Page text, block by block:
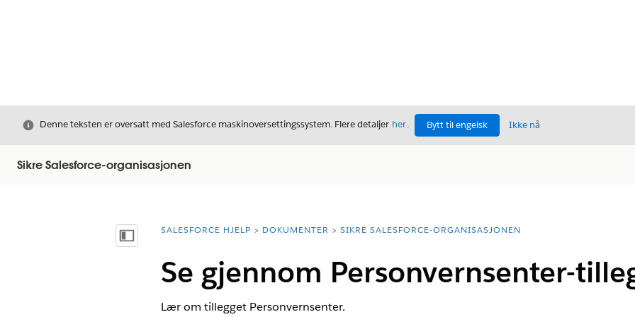
Avslutt
Denne teksten er oversatt med Salesforce maskinoversettingssystem. Flere detaljer her. Bytt til engelsk Ikke nå
Sikre Salesforce-organisasjonen
Vis innholdsfortegnelse
Du er her:
SALESFORCE HJELP DOKUMENTER SIKRE SALESFORCE-ORGANISASJONEN
Se gjennom Personvernsenter-
Lær om tillegget Personvernsenter.